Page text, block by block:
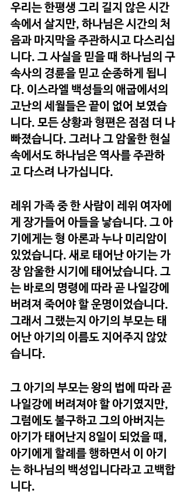
우리는 한평생 그리 길지 않은 시간
속에서 살지만, 하나님은 시간의 처
음과 마지막을 주관하시고 다스리십
니다. 그 사실을 믿을 때 하나님의 구
속사의 경륜을 믿고 순종하게 됩니
다. 이스라엘 백성들의 애굽에서의
고난의 세월들은 끝이 없어 보였습
니다. 모든 상황과 형편은 점점 더 나
빠졌습니다. 그러나 그 암울한 현실
속에서도 하나님은 역사를 주관하
고 다스려 나가십니다.
레위 가족 중 한 사람이 레위 여자에
게 장가들어 아들을 낳습니다. 그 아
기에게는 형 아론과 누나 미리암이
있었습니다. 새로 태어난 아기는 가
장 암울한 시기에 태어났습니다. 그
는 바로의 명령에 따라 곧 나일강에
버려져 죽어야 할 운명이었습니다.
그래서 그랬는지 아기의 부모는 태
어난 아기의 이름도 지어주지 않았
습니다.
그 아기의 부모는 왕의 법에 따라 곧
나일강에 버려져야 할 아기였지만,
그럼에도 불구하고 그의 아버지는
아기가 태어난지 8일이 되었을 때,
아기에게 할례를 행하면서 이 아기
는 하나님의 백성입니다라고 고백합
니다.